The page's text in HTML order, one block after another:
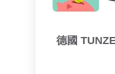
德國